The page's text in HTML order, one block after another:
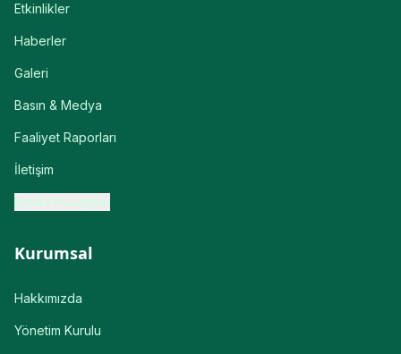
Etkinlikler
Haberler
Galeri
Basın & Medya
Faaliyet Raporları
İletişim
Banka Hesapları
Kurumsal
Hakkımızda
Yönetim Kurulu